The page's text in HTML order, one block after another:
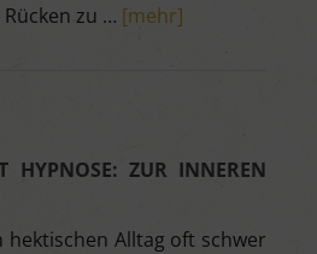
zu … [mehr]
HYPNOSE: ZUR INNEREN
hektischen Alltag oft schwer